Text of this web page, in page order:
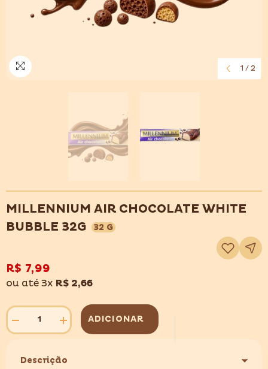
1 / 2
MILLENNIUM AIR CHOCOLATE WHITE
BUBBLE 32G
32 G
Adicionar
à
lista
R$ 7,99
ou até 3x R$ 2,66
Diminuir
quantidade
AIR
Aumentar
quantidade
AIR
ADICIONAR
Descrição